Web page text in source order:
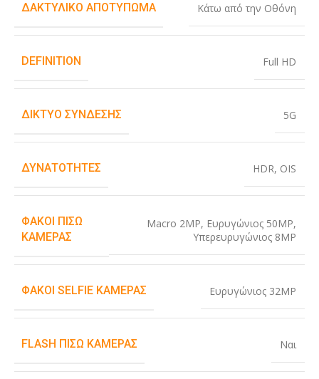
ΔΑΚΤΥΛΙΚΌ ΑΠΟΤΎΠΩΜΑ Κάτω από την Οθόνη
DEFINITION Full HD
ΔΊΚΤΥΟ ΣΎΝΔΕΣΗΣ 5G
ΔΥΝΑΤΌΤΗΤΕΣ HDR, OIS
ΦΑΚΟΊ ΠΊΣΩ
ΚΆΜΕΡΑΣ
Macro 2MP, Ευρυγώνιος 50MP,
Υπερευρυγώνιος 8MP
ΦΑΚΟΊ SELFIE ΚΆΜΕΡΑΣ Ευρυγώνιος 32MP
FLASH ΠΊΣΩ ΚΆΜΕΡΑΣ Ναι